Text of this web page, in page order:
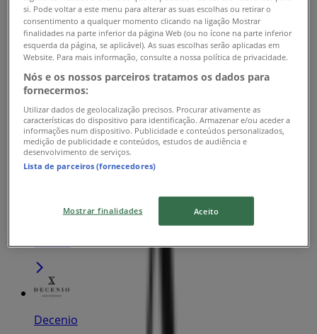
Decenio
ALAMEDA SHOP & SPOT, 309, Porto
Aberto
Avenida Dr. Óscar Lopes 1090, Matosinhos
Aberto
Decenio
si. Pode voltar a este menu para alterar as suas escolhas ou retirar o
consentimento a qualquer momento clicando na ligação Mostrar
finalidades na parte inferior da página Web (ou no ícone na parte inferior
esquerda da página, se aplicável). As suas escolhas serão aplicadas em
Website. Para mais informação, consulte a nossa política de privacidade.
Nós e os nossos parceiros tratamos os dados para
fornecermos:
Utilizar dados de geolocalização precisos. Procurar ativamente as
características do dispositivo para identificação. Armazenar e/ou aceder a
informações num dispositivo. Publicidade e conteúdos personalizados,
medição de publicidade e conteúdos, estudos de audiência e
desenvolvimento de serviços.
Lista de parceiros (fornecedores)
Mostrar finalidades Aceito